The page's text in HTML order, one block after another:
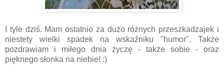
I tyle dziś. Mam ostatnio za dużo różnych przeszkadzajek i
niestety wielki spadek na wskaźniku "humor". Także
pozdrawiam i miłego dnia życzę - także sobie - oraz
pięknego słonka na niebie! :)